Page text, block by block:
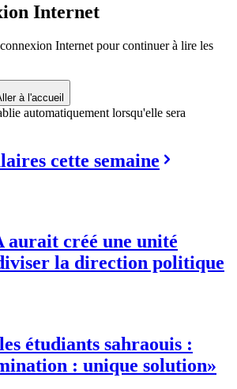
Internet
Internet pour continuer à lire les
à l'accueil
automatiquement lorsqu'elle sera
cette semaine
aurait créé une unité
la direction politique
étudiants sahraouis :
: unique solution»